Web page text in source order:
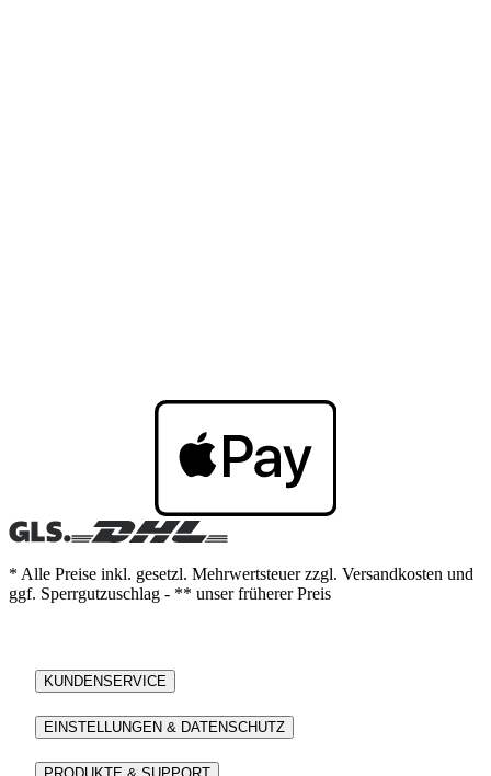
* Alle Preise inkl. gesetzl. Mehrwertsteuer zzgl. Versandkosten und
ggf. Sperrgutzuschlag - ** unser früherer Preis
KUNDENSERVICE
EINSTELLUNGEN & DATENSCHUTZ